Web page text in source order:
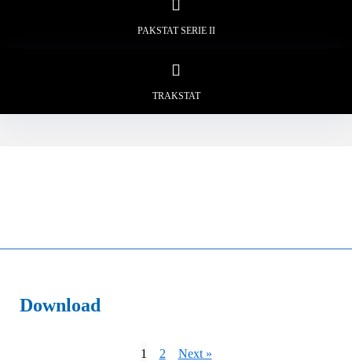
PAKSTAT SERIE II
TRAKSTAT
Download
1 2 Next »